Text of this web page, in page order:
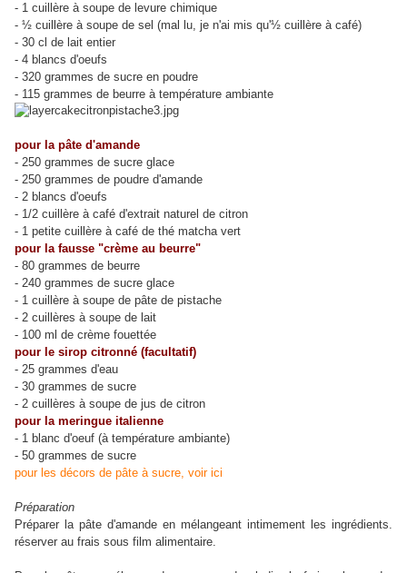
- 1 cuillère à soupe de levure chimique
- ½ cuillère à soupe de sel (mal lu, je n'ai mis qu'½ cuillère à café)
- 30 cl de lait entier
- 4 blancs d'oeufs
- 320 grammes de sucre en poudre
- 115 grammes de beurre à température ambiante
pour la pâte d'amande
- 250 grammes de sucre glace
- 250 grammes de poudre d'amande
- 2 blancs d'oeufs
- 1/2 cuillère à café d'extrait naturel de citron
- 1 petite cuillère à café de thé matcha vert
pour la fausse "crème au beurre"
- 80 grammes de beurre
- 240 grammes de sucre glace
- 1 cuillère à soupe de pâte de pistache
- 2 cuillères à soupe de lait
- 100 ml de crème fouettée
pour le sirop citronné (facultatif)
- 25 grammes d'eau
- 30 grammes de sucre
- 2 cuillères à soupe de jus de citron
pour la meringue italienne
- 1 blanc d'oeuf (à température ambiante)
- 50 grammes de sucre
pour les décors de pâte à sucre, voir ici
Préparation
Préparer la pâte d'amande en mélangeant intimement les ingrédients.
réserver au frais sous film alimentaire.